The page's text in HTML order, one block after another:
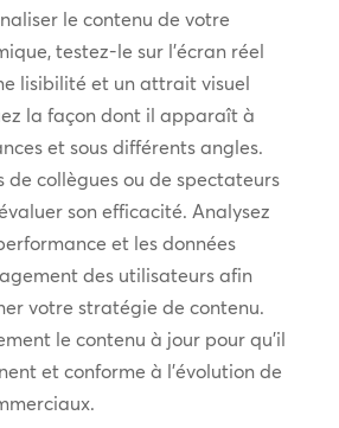
le contenu de votre
testez-le sur l’écran réel
lisibilité et un attrait visuel
la façon dont il apparaît à
et sous différents angles.
de collègues ou de spectateurs
son efficacité. Analysez
et les données
des utilisateurs afin
votre stratégie de contenu.
le contenu à jour pour qu’il
et conforme à l’évolution de